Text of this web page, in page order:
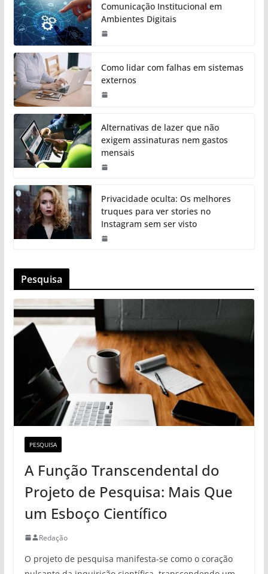
Comunicação Institucional em
Ambientes Digitais
Como lidar com falhas em sistemas
externos
Alternativas de lazer que não
exigem assinaturas nem gastos
mensais
Privacidade oculta: Os melhores
truques para ver stories no
Instagram sem ser visto
Pesquisa
PESQUISA
A Função Transcendental do
Projeto de Pesquisa: Mais Que
um Esboço Científico
Redação
O projeto de pesquisa manifesta-se como o coração